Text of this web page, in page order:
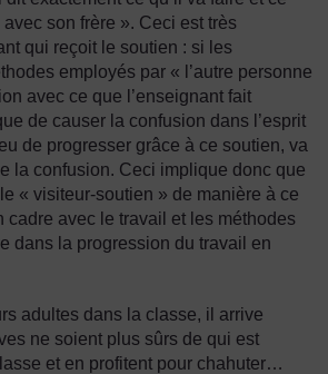
avec son frère ». Ceci est très
qui reçoit le soutien : si les
employés par « l’autre personne
avec ce que l’enseignant fait
de causer la confusion dans l’esprit
de progresser grâce à ce soutien, va
la confusion. Ceci implique donc que
le « visiteur-soutien » de manière à ce
cadre avec le travail et les méthodes
dans la progression du travail en
adultes dans la classe, il arrive
ne soient plus sûrs de qui est
et en profitent pour chahuter…